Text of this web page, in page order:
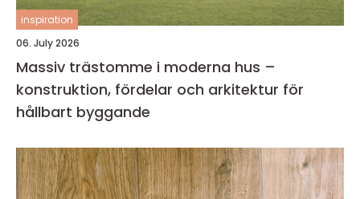
inspiration
06. July 2026
Massiv trästomme i moderna hus –
konstruktion, fördelar och arkitektur för
hållbart byggande